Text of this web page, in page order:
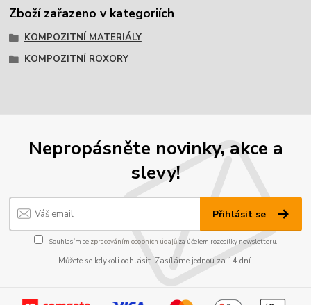
Zboží zařazeno v kategoriích
KOMPOZITNÍ MATERIÁLY
KOMPOZITNÍ ROXORY
Nepropásněte novinky, akce a
slevy!
Přihlásit se
Souhlasím se zpracováním osobních údajůza účelem rozesílky newsletteru.
Můžete se kdykoli odhlásit. Zasíláme jednou za 14 dní.